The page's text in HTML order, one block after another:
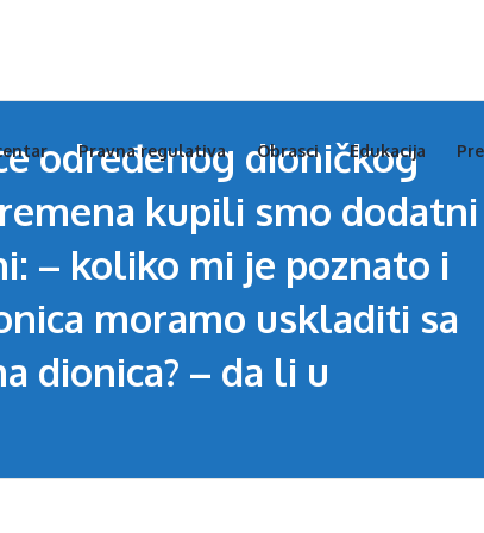
Pravna regulativa Obrasci Edukacija
određenog dioničkog
kupili smo dodatni
– koliko mi je poznato i
moramo uskladiti sa
dionica? – da li u